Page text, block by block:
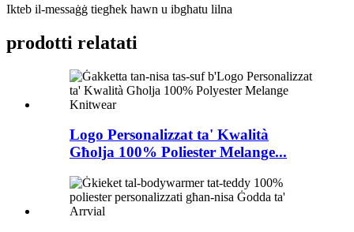
Ikteb il-messaġġ tiegħek hawn u ibgħatu lilna
prodotti relatati
Logo Personalizzat ta' Kwalità
Għolja 100% Poliester Melange...